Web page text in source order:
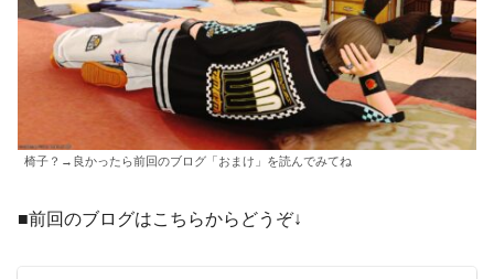
椅子？→良かったら前回のブログ「おまけ」を読んでみてね
■前回のブログはこちらからどうぞ↓